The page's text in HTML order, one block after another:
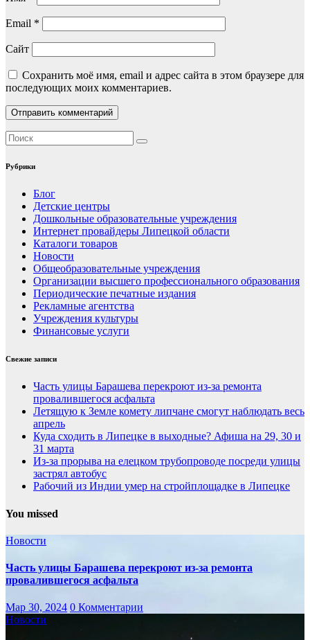
Email *
Сайт
Сохранить моё имя, email и адрес сайта в этом браузере для
последующих моих комментариев.
Рубрики
Блог
Детские центры
Дошкольные образовательные учреждения
Интернет провайдеры Липецкой области
Каталоги товаров
Новости
Общеобразовательные учреждения
Организации высшего профессионального образования
Периодические печатные издания
Рекламные агентства
Учреждения культуры
Финансовые услуги
Свежие записи
Часть улицы Барашева перекроют из-за ремонта
провалившегося асфальта
Летящую к Земле комету липчане смогут наблюдать весь
апрель
Куда сходить в Липецке в выходные? Афиша на 29, 30 и
31 марта
Из-за прорыва на елецком трубопроводе посреди улицы
застрял автобус
Рабочий из Индии умер на стройплощадке в Липецке
You missed
Новости
Часть улицы Барашева перекроют из-за ремонта
провалившегося асфальта
Мар 30, 2024 0 Комментарии
Новости